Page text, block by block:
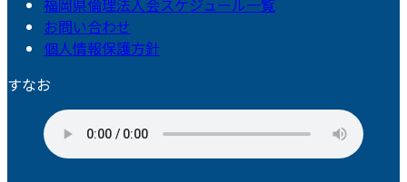
お問い合わせ
個人情報保護方針
すなお